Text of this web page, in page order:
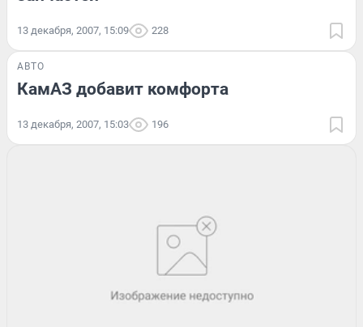
13 декабря, 2007, 15:09 228
АВТО
КамАЗ добавит комфорта
13 декабря, 2007, 15:03 196